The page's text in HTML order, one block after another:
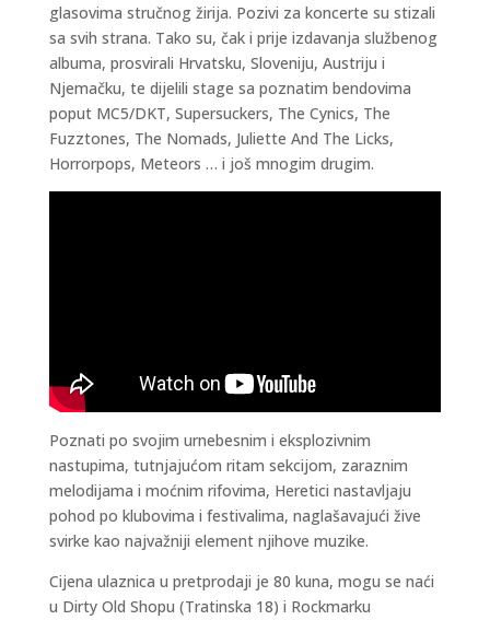
glasovima stručnog žirija. Pozivi za koncerte su stizali
sa svih strana. Tako su, čak i prije izdavanja službenog
albuma, prosvirali Hrvatsku, Sloveniju, Austriju i
Njemačku, te dijelili stage sa poznatim bendovima
poput MC5/DKT, Supersuckers, The Cynics, The
Fuzztones, The Nomads, Juliette And The Licks,
Horrorpops, Meteors … i još mnogim drugim.
Poznati po svojim urnebesnim i eksplozivnim
nastupima, tutnjajućom ritam sekcijom, zaraznim
melodijama i moćnim rifovima, Heretici nastavljaju
pohod po klubovima i festivalima, naglašavajući žive
svirke kao najvažniji element njihove muzike.
Cijena ulaznica u pretprodaji je 80 kuna, mogu se naći
u Dirty Old Shopu (Tratinska 18) i Rockmarku